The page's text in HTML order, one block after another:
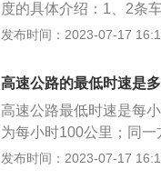
度的具体介绍：1、2条
公里。2、3条车道：同
道行驶车速的规定不一
发布时间：2023-07-17
高速公路的最低时速是
高速公路最低时速是每
为每小时100公里；同
0公里，中间车道的最低
发布时间：2023-07-17